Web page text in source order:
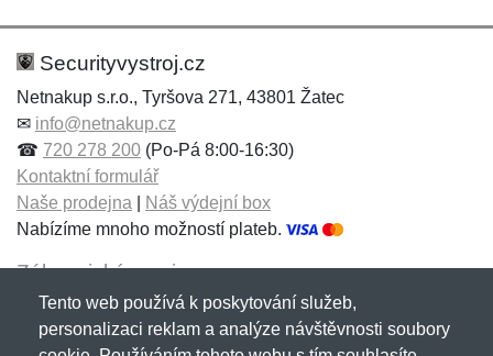
Hodnocení:
Jméno: *
Jméno:
E-mail:*
Securityvystroj.cz
Netnakup s.r.o., Tyršova 271, 43801 Žatec
✉ info@netnakup.cz
☎ 720 278 200 (Po-Pá 8:00-16:30)
Kontaktní formulář
Naše prodejna
Náš výdejní box
Nabízíme mnoho možností plateb.
Zákaznický servis
Novinky emailem
Tento web používá k poskytování služeb,
personalizaci reklam a analýze návštěvnosti soubory